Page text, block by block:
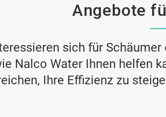
Angebote
sich für
Nalco Water Ihnen helfen
Ihre Effizienz zu